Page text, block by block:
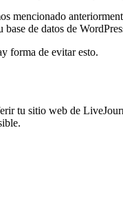
mencionado
base de datos de
forma de evitar esto.
tu sitio web de